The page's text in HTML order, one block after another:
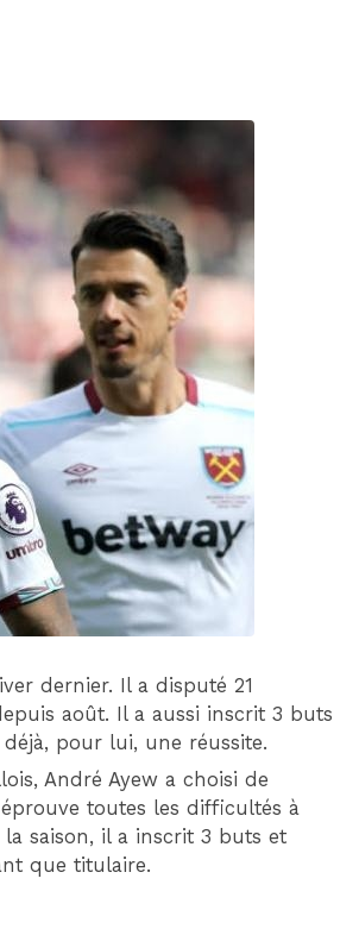
dernier. Il a disputé 21
août. Il a aussi inscrit 3 buts
déjà, pour lui, une réussite.
André Ayew a choisi de
toutes les difficultés à
saison, il a inscrit 3 buts et
que titulaire.
DIM 30 AOÛT
20H45
MONACO